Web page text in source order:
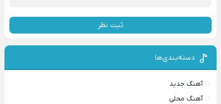
ثبت نظر
دسته‌بندی‌ها
آهنگ جدید
آهنگ محلی